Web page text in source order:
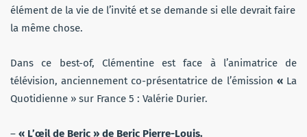
élément de la vie de l’invité et se demande si elle devrait faire
la même chose.
Dans ce best-of, Clémentine est face à l’animatrice de
télévision, anciennement co-présentatrice de l’émission « La
Quotidienne » sur France 5 : Valérie Durier.
– « L’œil de Beric » de Beric Pierre-Louis.